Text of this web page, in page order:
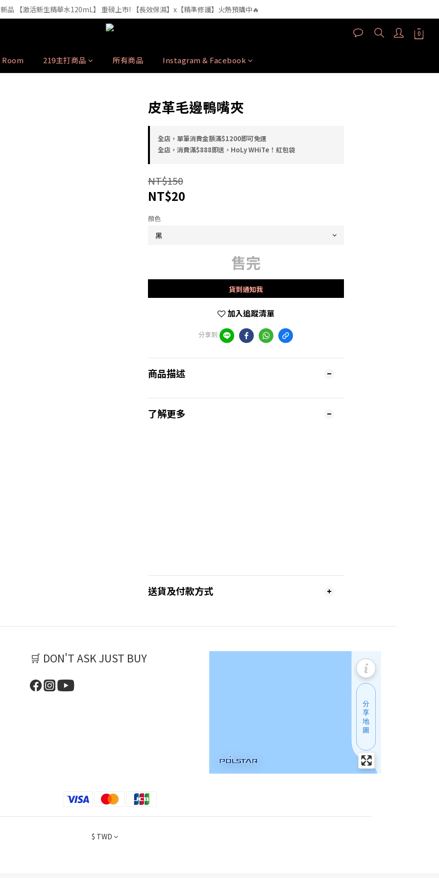
裝精華液🔥 3年研發・人體實驗證實，每1ml 含6.52億顆外泌體（精準180nm）高效直達肌底
品 【激活新生精華水120mL】 重磅上市! 【長效保濕】x【精準修護】火熱預購中🔥
裝精華液🔥 3年研發・人體實驗證實，每1ml 含6.52億顆外泌體（精準180nm）高效直達肌底
Room 219主打商品 所有商品 Instagram & Facebook
皮革毛邊鴨嘴夾
全店，單筆消費金額滿$1200即可免運
全店，消費滿$888即送，HoLy WHiTe！紅包袋
NT$150
NT$20
顏色
售完
貨到通知我
加入追蹤清單
分享到
商品描述
了解更多
送貨及付款方式
🛒 DON'T ASK JUST BUY
$ TWD